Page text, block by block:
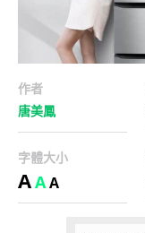
作者
唐美鳳
字體大小
AAA